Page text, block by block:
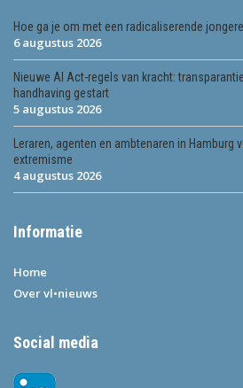
Hoe ga je om met een radicaliserende
6 augustus 2026
Nieuwe AI Act-regels van kracht:
handhaving gestart
5 augustus 2026
Leraren, agenten en ambtenaren in
extremisme
4 augustus 2026
Informatie
Home
Over vl•nieuws
Social media